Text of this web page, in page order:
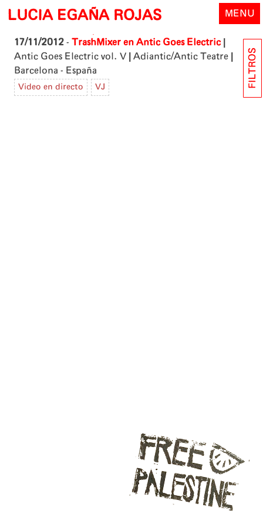
Skip
content
LUCIA EGAÑA ROJAS MENU
17/11/2012 - TrashMixer en Antic Goes Electric
Antic Goes Electric vol. V Adiantic/Antic Teatre
Barcelona - España
Video en directo VJ FILTROS